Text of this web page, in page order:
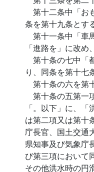
第十二条中「お
条を第十九条とす
第十一条中「車
「進路を」に改め
第十条の七中「
り、同条を第十七
第十条の六を第
第十条の五第一
「。以下」に、
は第二項又は第十
庁長官、国土交通
県知事及び気象庁
び第三項において
その他洪水時の円